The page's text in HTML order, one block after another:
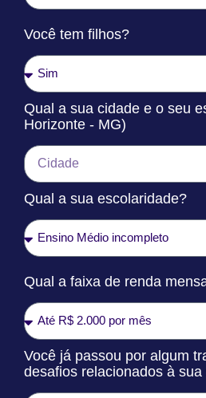
Você tem filhos?
Qual a sua cidade e o seu
Horizonte - MG)
Qual a sua escolaridade?
Qual a faixa de renda
Você já passou por algum
desafios relacionados à sua